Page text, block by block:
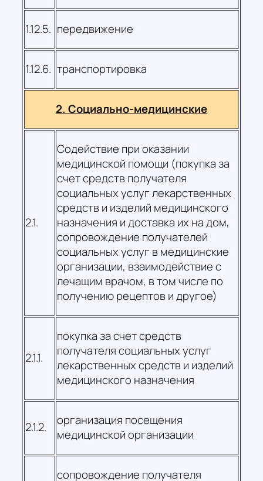
1.12.5. передвижение
1.12.6. транспортировка
2. Социально-медицинские
2.1.
Содействие при оказании
медицинской помощи (покупка за
счет средств получателя
социальных услуг лекарственных
средств и изделий медицинского
назначения и доставка их на дом,
сопровождение получателей
социальных услуг в медицинские
организации, взаимодействие с
лечащим врачом, в том числе по
получению рецептов и другое)
2.1.1.
покупка за счет средств
получателя социальных услуг
лекарственных средств и изделий
медицинского назначения
2.1.2.
организация посещения
медицинской организации
сопровождение получателя